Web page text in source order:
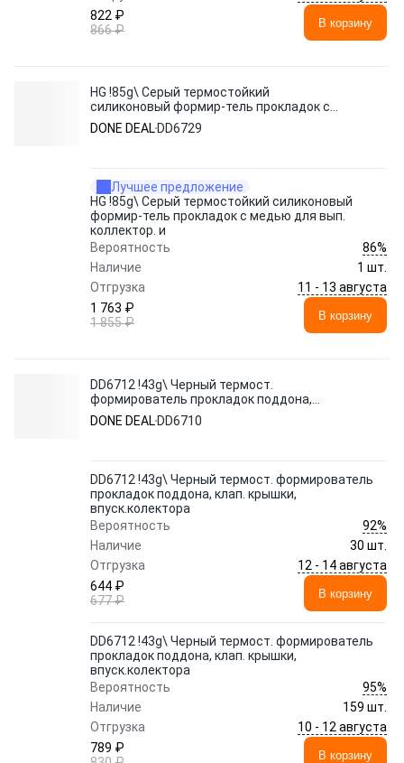
822 ₽
866 ₽
В корзину
HG !85g\ Серый термостойкий
силиконовый формир-тель прокладок с
медью для вып. коллектор. и
DONE DEAL DD6729
Лучшее предложение
HG !85g\ Серый термостойкий силиконовый
формир-тель прокладок с медью для вып.
коллектор. и
Вероятность
86%
Наличие
1 шт.
Отгрузка
11 - 13 августа
1 763 ₽
1 855 ₽
В корзину
DD6712 !43g\ Черный термост.
формирователь прокладок поддона,
клап. крышки, впуск.колектора
DONE DEAL DD6710
DD6712 !43g\ Черный термост. формирователь
прокладок поддона, клап. крышки,
впуск.колектора
Вероятность
92%
Наличие
30 шт.
Отгрузка
12 - 14 августа
644 ₽
677 ₽
В корзину
DD6712 !43g\ Черный термост. формирователь
прокладок поддона, клап. крышки,
впуск.колектора
Вероятность
95%
Наличие
159 шт.
Отгрузка
10 - 12 августа
789 ₽
В корзину